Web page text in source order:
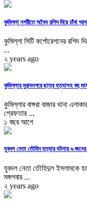
কুমিল্লা নগরীতে অবৈধ রশিদ দিয়ে চাঁদা
কুমিল্লা সিটি কর্পোরেশনের রশিদ
...
২ years ago
কুমিল্লার মুরাদনগরে ছাত্র হত্যাসহ বহু
কুমিল্লার বাঙ্গরা বাজার থানা
গ্রেফতার ...
১ বছর আগে
যুবদল নেতা তৌহিদ হত্যার ঘটনায় ৬ জনের
যুবদল নেতা তৌহিদুল ইসলামকে
মঙ্গলবার ...
২ years ago